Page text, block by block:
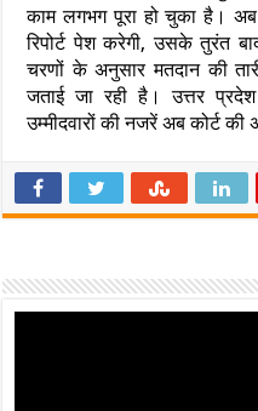
काम लगभग पूरा हो चुका है।
रिपोर्ट पेश करेगी, उसके तुरंत
चरणों के अनुसार मतदान की
जताई जा रही है। उत्तर
उम्मीदवारों की नजरें अब कोर्ट